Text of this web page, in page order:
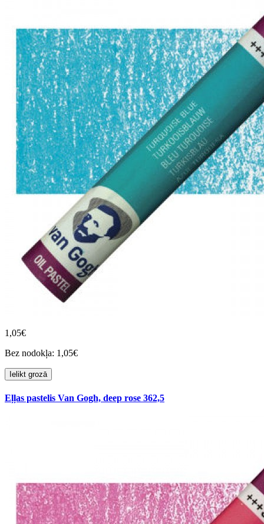
1,05€
Bez nodokļa: 1,05€
Ielikt grozā
Eļļas pastelis Van Gogh, deep rose 362,5